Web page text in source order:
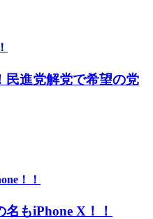
民進党解党で希望の党
！！
もiPhone X！！